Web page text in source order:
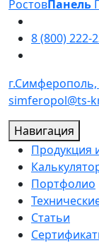
РостовПанель
8 (800) 222-
г.Симферополь,
simferopol@ts-
Навигация
Продукция
Портфолио
Статьи